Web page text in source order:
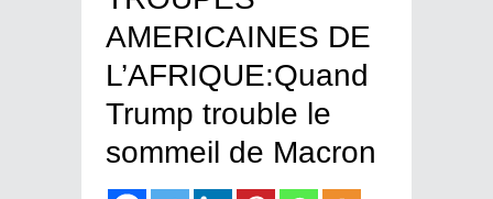
AMERICAINES DE
L’AFRIQUE:Quand
Trump trouble le
sommeil de Macron